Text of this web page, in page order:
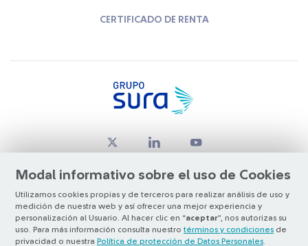
Modal informativo sobre el uso de Cookies
Utilizamos cookies propias y de terceros para realizar análisis de uso y
medición de nuestra web y así ofrecer una mejor experiencia y
personalización al Usuario. Al hacer clic en “aceptar”, nos autorizas su
uso. Para más información consulta nuestro términos y condiciones de
privacidad o nuestra Política de protección de Datos Personales
CERTIFICADO DE RENTA
© Copyright Grupo SURA 2026